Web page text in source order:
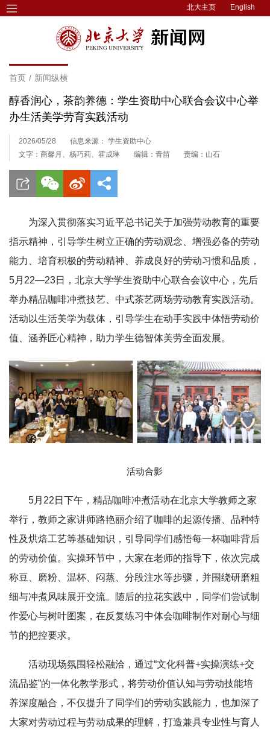
北大主页 English
首页 / 新闻纵横
醇香润心，茶韵养德：学生资助中心联合会议中心举
办生活美学劳育实践活动
2026/05/28
信息来源： 学生资助中心
文字：商馨月、杨巧莉、霍成琳
编辑：青苗 责编：山石
为深入贯彻落实习近平总书记关于加强劳动教育的重要
指示精神，引导学生树立正确的劳动观念、增强必备的劳动
能力、培育积极的劳动精神、养成良好的劳动习惯和品质，
5月22—23日，北京大学学生资助中心联合会议中心，先后
举办精品咖啡冲煮技艺、中式茶艺两场劳动教育实践活动。
活动以生活美学为载体，引导学生在动手实践中体悟劳动价
值、涵养匠心精神，助力学生德智体美劳全面发展。
活动合影
5月22日下午，精品咖啡冲煮活动在北京大学教师之家
举行，教师之家讲师路艳丽介绍了咖啡的起源传播、品种特
性及烘焙工艺等基础知识，引导同学们感悟每一杯咖啡背后
的劳动价值。实操环节中，大家在老师的指导下，依次完成
称豆、磨粉、温杯、闷蒸、分段注水等步骤，并围绕研磨粗
细与冲煮风味展开交流。随后的拉花实践中，同学们尝试制
作爱心与树叶图案，在反复练习中体会咖啡制作对耐心与细
节的把控要求。
活动现场氛围轻松融洽，通过“文化科普+实操演练+交
流品鉴”的一体化教学形式，将劳动价值认知与劳动技能培
养深度融合，不仅提升了同学们的劳动实践能力，也加深了
大家对劳动过程与劳动成果的理解，打造兼具专业性与育人